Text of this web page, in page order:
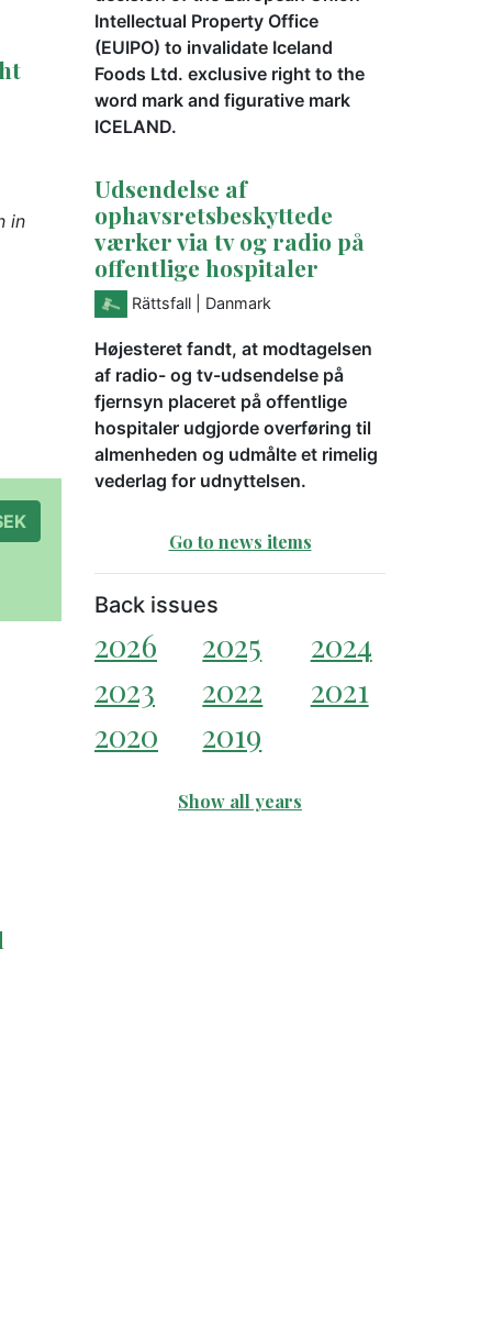
in
SEK
Intellectual Property Office
(EUIPO) to invalidate Iceland
Foods Ltd. exclusive right to the
word mark and figurative mark
ICELAND.
Udsendelse af
ophavsretsbeskyttede
værker via tv og radio på
offentlige hospitaler
Rättsfall | Danmark
Højesteret fandt, at modtagelsen
af radio- og tv-udsendelse på
fjernsyn placeret på offentlige
hospitaler udgjorde overføring til
almenheden og udmålte et rimelig
vederlag for udnyttelsen.
Go to news items
Back issues
2026 2025
2024
2023
2022
2021
2020
2019
Show all years